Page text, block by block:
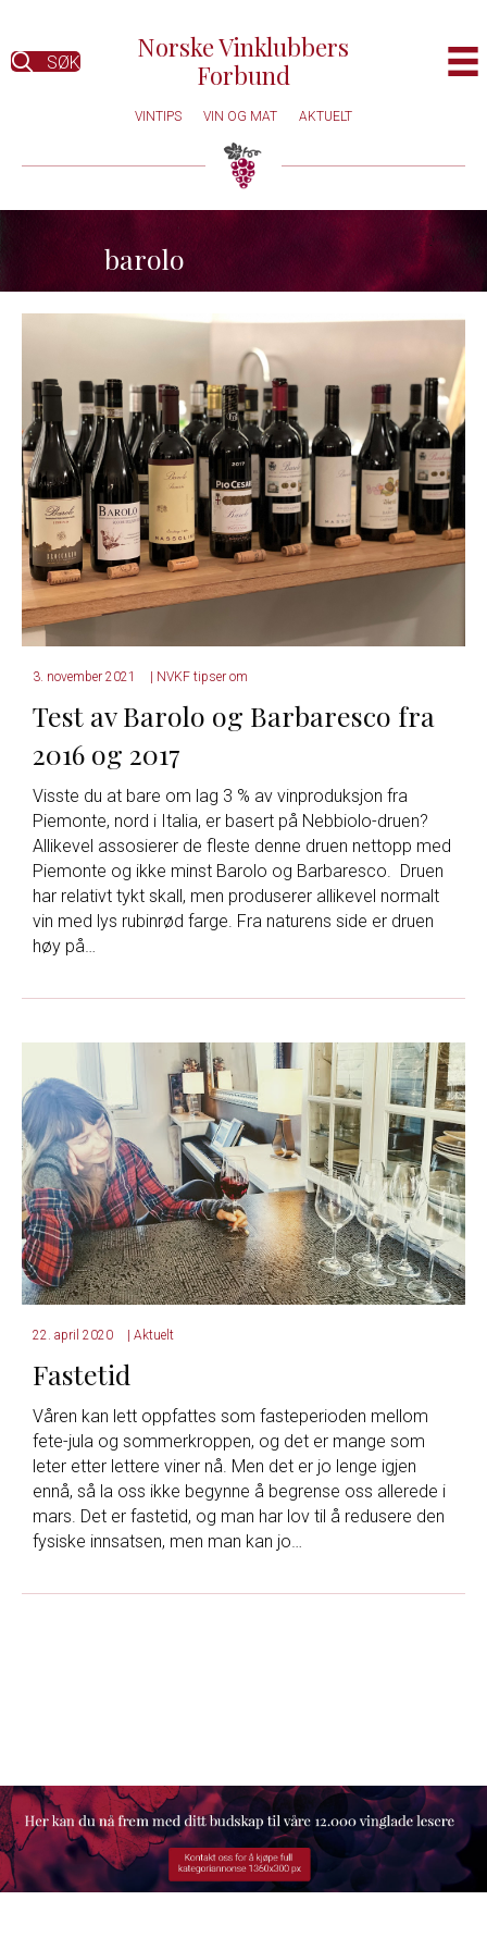
SØK
Norske Vinklubbers
Forbund
VINTIPS VIN OG MAT AKTUELT
barolo
3. november 2021 NVKF tipser om
Test av Barolo og Barbaresco fra
2016 og 2017
Visste du at bare om lag 3 % av vinproduksjon fra
Piemonte, nord i Italia, er basert på Nebbiolo-druen?
Allikevel assosierer de fleste denne druen nettopp med
Piemonte og ikke minst Barolo og Barbaresco. Druen
har relativt tykt skall, men produserer allikevel normalt
vin med lys rubinrød farge. Fra naturens side er druen
høy på…
22. april 2020 | Aktuelt
Fastetid
Våren kan lett oppfattes som fasteperioden mellom
fete-jula og sommerkroppen, og det er mange som
leter etter lettere viner nå. Men det er jo lenge igjen
ennå, så la oss ikke begynne å begrense oss allerede i
mars. Det er fastetid, og man har lov til å redusere den
fysiske innsatsen, men man kan jo…